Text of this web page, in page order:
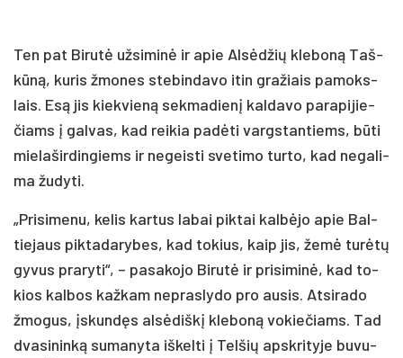
Ten pat Bi­ru­tė už­si­mi­nė ir apie Al­sė­džių kle­bo­ną Taš­
kū­ną, ku­ris žmo­nes ste­bin­da­vo itin gra­žiais pa­moks­
lais. Esą jis kiek­vie­ną sek­ma­die­nį kal­da­vo pa­ra­pi­jie­
čiams į gal­vas, kad rei­kia pa­dė­ti vargs­tan­tiems, bū­ti
mie­la­šir­din­giems ir ne­geis­ti sve­ti­mo tur­to, kad ne­ga­li­
ma žu­dy­ti.
„Pri­si­me­nu, ke­lis kar­tus la­bai pik­tai kal­bė­jo apie Bal­
tie­jaus pik­ta­da­ry­bes, kad to­kius, kaip jis, že­mė tu­rė­tų
gy­vus pra­ry­ti“, – pa­sa­ko­jo Bi­ru­tė ir pri­si­mi­nė, kad to­
kios kal­bos kaž­kam ne­pras­ly­do pro au­sis. At­si­ra­do
žmo­gus, įskun­dęs al­sė­diš­kį kle­bo­ną vo­kie­čiams. Tad
dva­si­nin­ką su­ma­ny­ta iš­kel­ti į Tel­šių ap­skri­ty­je bu­vu­